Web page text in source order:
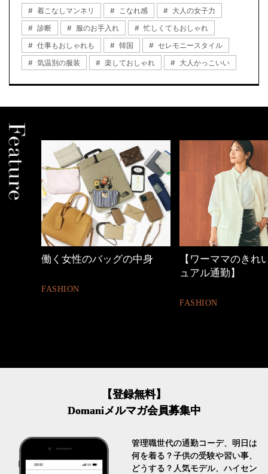
着こなしマンネリ こなれ感
大人の女子力
診断
服のお手入れ
忙しくてもおしゃれ
仕事もおしゃれも
韓国
セレモニースタイル
気温別の服装
楽しておしゃれ 大人かっこいい
【ワーママのきれいめカジ
心地よくいられる
とは
FASHION
【登録無料】
Domaniメルマガ会員募集中
管理職世代の通勤コーデ、明日は
何を着る？子供の受験や習い事、
どうする？人気モデル、ハイセン